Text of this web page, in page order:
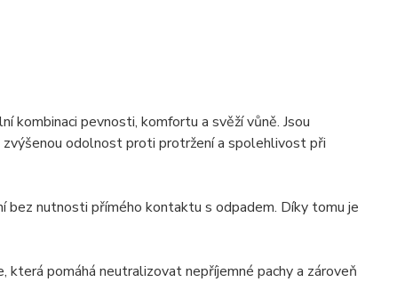
kombinaci pevnosti, komfortu a svěží vůně. Jsou
odolnost proti protržení a spolehlivost při
bez nutnosti přímého kontaktu s odpadem. Díky tomu je
pomáhá neutralizovat nepříjemné pachy a zároveň